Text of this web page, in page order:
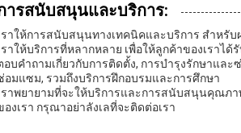
ารสนับสนุนและบริการ:
ราให้การสนับสนุนทางเทคนิคและบริการ สําหรั
ราให้บริการที่หลากหลาย เพื่อให้ลูกค้าของเรา
อบคําถามเกี่ยวกับการติดตั้ง, การบํารุงรักษาแล
อมแซม, รวมถึงบริการฝึกอบรมและการศึกษา
ราพยายามที่จะให้บริการและการสนับสนุนคุณภ
องเรา กรุณาอย่าลังเลที่จะติดต่อเรา